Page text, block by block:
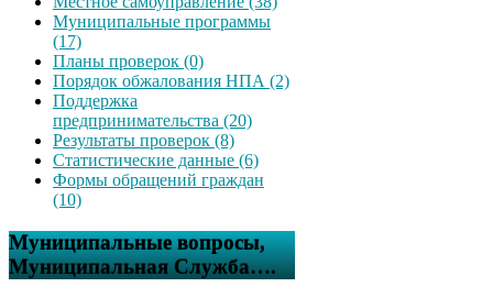
Муниципальные программы
(17)
Планы проверок (0)
Порядок обжалования НПА (2)
Поддержка
предпринимательства (20)
Результаты проверок (8)
Статистические данные (6)
Формы обращений граждан
(10)
Муниципальные вопросы,
Муниципальная Служба….